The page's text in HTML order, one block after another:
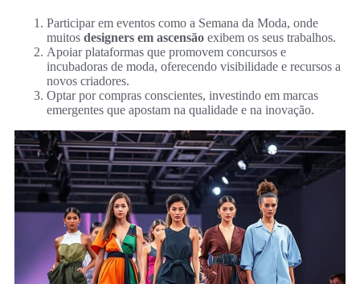
Participar em eventos como a Semana da Moda, onde
muitos designers em ascensão exibem os seus trabalhos.
Apoiar plataformas que promovem concursos e
incubadoras de moda, oferecendo visibilidade e recursos a
novos criadores.
Optar por compras conscientes, investindo em marcas
emergentes que apostam na qualidade e na inovação.